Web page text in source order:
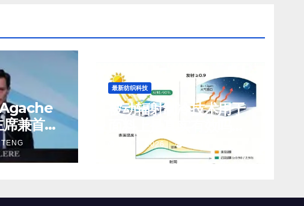
兼首席
TENG
最新纺织科技
被动辐射制冷技术用于
前景如何？
8 月 7, 2026